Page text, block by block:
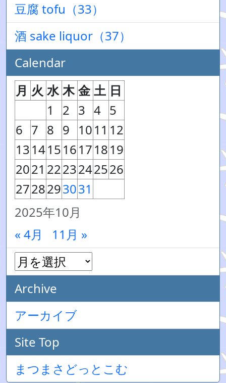
豆腐 tofu（33）
酒 sake liquor（37）
Calendar
2025年10月
月 火 水 木 金 土 日
1
2 3 4 5
6 7 8 9 1011 12
13141516171819
2021 2223242526
2728293031
« 4月 11月 »
Archive
アーカイブ
Site Top
まつまさどっとこむ